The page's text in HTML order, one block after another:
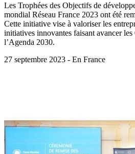
Les Trophées des Objectifs de
mondial Réseau France 2023 ont été
Cette initiative vise à valoriser les
initiatives innovantes faisant avancer
l’Agenda 2030.
27 septembre 2023 - En France